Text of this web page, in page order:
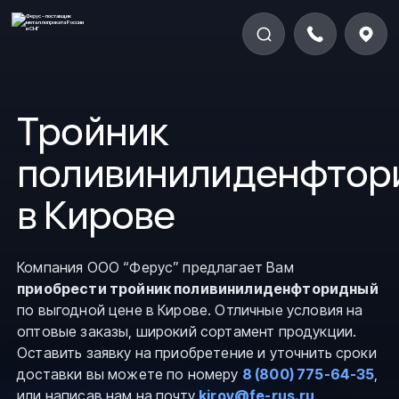
Тройник
в Кирове
Компания ООО “Ферус” предлагает Вам
приобрести тройник поливинилиденфторидный
по выгодной цене в Кирове. Отличные условия на
оптовые заказы, широкий сортамент продукции.
Оставить заявку на приобретение и уточнить сроки
доставки вы можете по номеру 8 (800) 775-64-35,